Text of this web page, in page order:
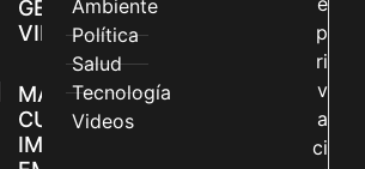
GÉNERO EN
VILLAVICENCIO
MADRES
CUIDADORAS
IMPULSAN SUS
Ambiente
Política
Salud
Tecnología
Videos
p
ri
v
a
ci